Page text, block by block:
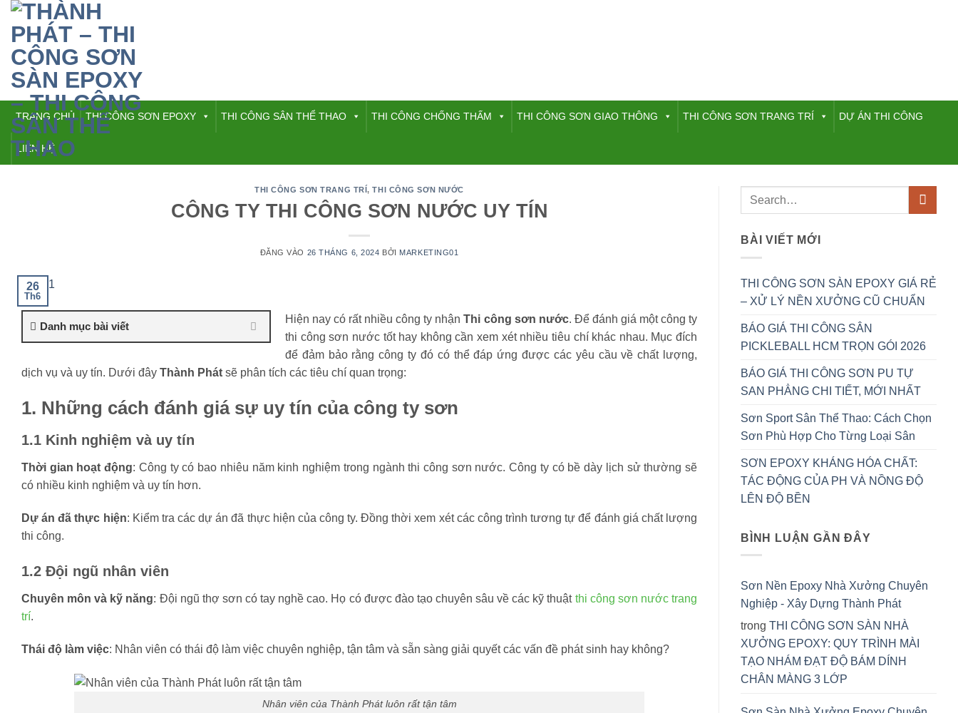
Bỏ
qua
nội
dung
TRANG CHỦ THI CÔNG SƠN EPOXY THI CÔNG SÂN THỂ THAO THI CÔNG CHỐNG THẤM THI CÔNG SƠN GIAO THÔNG THI CÔNG SƠN TRANG TRÍ DỰ ÁN THI CÔNG
LIÊN HỆ
THI CÔNG SƠN TRANG TRÍ,THI CÔNG SƠN NƯỚC
CÔNG TY THI CÔNG SƠN NƯỚC UY TÍN
ĐĂNG VÀO 26 THÁNG 6, 2024 BỞI MARKETING01
26
Th6
Danh mục bài viết
Hiện nay có rất nhiều công ty nhậnThi công sơn nước. Để đánh giá một công ty
thi công sơn nước tốt hay không cần xem xét nhiều tiêu chí khác nhau. Mục đích
để đảm bảo rằng công ty đó có thể đáp ứng được các yêu cầu về chất lượng,
dịch vụ và uy tín. Dưới đây Thành Phát sẽ phân tích các tiêu chí quan trọng:
1. Những cách đánh giá sự uy tín của công ty sơn
1.1 Kinh nghiệm và uy tín
Thời gian hoạt động: Công ty có bao nhiêu năm kinh nghiệm trong ngành thi công sơn nước. Công ty có bề dày lịch sử thường sẽ
có nhiều kinh nghiệm và uy tín hơn.
Dự án đã thực hiện: Kiểm tra các dự án đã thực hiện của công ty. Đồng thời xem xét các công trình tương tự để đánh giá chất lượng
thi công.
1.2 Đội ngũ nhân viên
Chuyên môn và kỹ năng: Đội ngũ thợ sơn có tay nghề cao. Họ có được đào tạo chuyên sâu về các kỹ thuật thi công sơn nước trang
trí.
Thái độ làm việc: Nhân viên có thái độ làm việc chuyên nghiệp, tận tâm và sẵn sàng giải quyết các vấn đề phát sinh hay không?
Nhân viên của Thành Phát luôn rất tận tâm
BÀI VIẾT MỚI
THI CÔNG SƠN SÀN EPOXY GIÁ RẺ
– XỬ LÝ NỀN XƯỞNG CŨ CHUẨN
BÁO GIÁ THI CÔNG SÂN
PICKLEBALL HCM TRỌN GÓI 2026
BÁO GIÁ THI CÔNG SƠN PU TỰ
SAN PHẲNG CHI TIẾT, MỚI NHẤT
Sơn Sport Sân Thể Thao: Cách Chọn
Sơn Phù Hợp Cho Từng Loại Sân
SƠN EPOXY KHÁNG HÓA CHẤT:
TÁC ĐỘNG CỦA PH VÀ NỒNG ĐỘ
LÊN ĐỘ BỀN
BÌNH LUẬN GẦN ĐÂY
Sơn Nền Epoxy Nhà Xưởng Chuyên
Nghiệp - Xây Dựng Thành Phát
trong THI CÔNG SƠN SÀN NHÀ
XƯỞNG EPOXY: QUY TRÌNH MÀI
TẠO NHÁM ĐẠT ĐỘ BÁM DÍNH
CHÂN MÀNG 3 LỚP